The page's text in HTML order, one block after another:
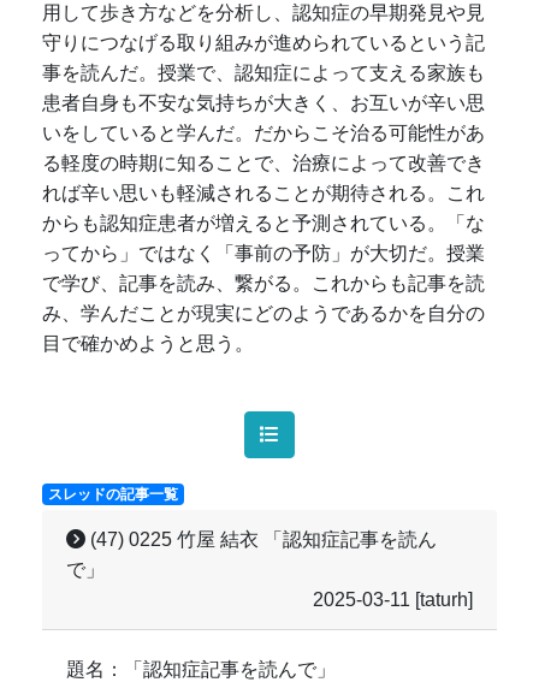
用して歩き方などを分析し、認知症の早期発見や見
守りにつなげる取り組みが進められているという記
事を読んだ。授業で、認知症によって支える家族も
患者自身も不安な気持ちが大きく、お互いが辛い思
いをしていると学んだ。だからこそ治る可能性があ
る軽度の時期に知ることで、治療によって改善でき
れば辛い思いも軽減されることが期待される。これ
からも認知症患者が増えると予測されている。「な
ってから」ではなく「事前の予防」が大切だ。授業
で学び、記事を読み、繋がる。これからも記事を読
み、学んだことが現実にどのようであるかを自分の
目で確かめようと思う。
スレッドの記事一覧
(47) 0225 竹屋 結衣 「認知症記事を読ん
で」
2025-03-11 [taturh]
題名：「認知症記事を読んで」